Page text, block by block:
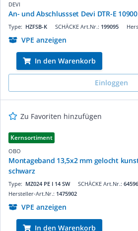
DEVI
An- und Abschlussset Devi DTR-E
SCHÄCKE Art.Nr.: 199095
Type: HZFSB-K
VPE anzeigen
In den Warenkorb
Einloggen
Zu Favoriten hinzufügen
Kernsortiment
OBO
Montageband 13,5x2 mm gelocht
schwarz
SCHÄCKE Art.Nr.:
Type: MZ024 PE I 14 SW
Hersteller-Art.Nr.: 1475902
VPE anzeigen
In den Warenkorb